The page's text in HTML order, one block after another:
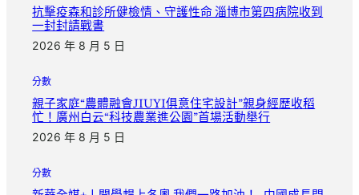
抗擊疫森和診所健檢情、守護性命 淄博市第四病院收到
一封封請戰書
2026 年 8 月 5 日
分數
親子家庭“農體融會JIUYI俱意住宅設計”親身經歷收稻
忙！廣州白云“科技農業進公園”首場活動舉行
2026 年 8 月 5 日
分數